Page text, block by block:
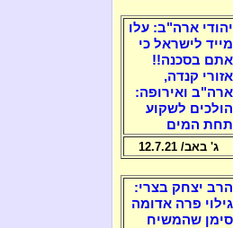
יהודי ארה"ב: עלו
מייד לישראל כי
אתם בסכנה!!
אזורי קנדה,
ארה"ב ואירופה:
הולכים לשקוע
תחת המים
ג' באב/ 12.7.21
הרב יצחק בצרי:
גילוי פרה אדומה
סימן שהמשיח